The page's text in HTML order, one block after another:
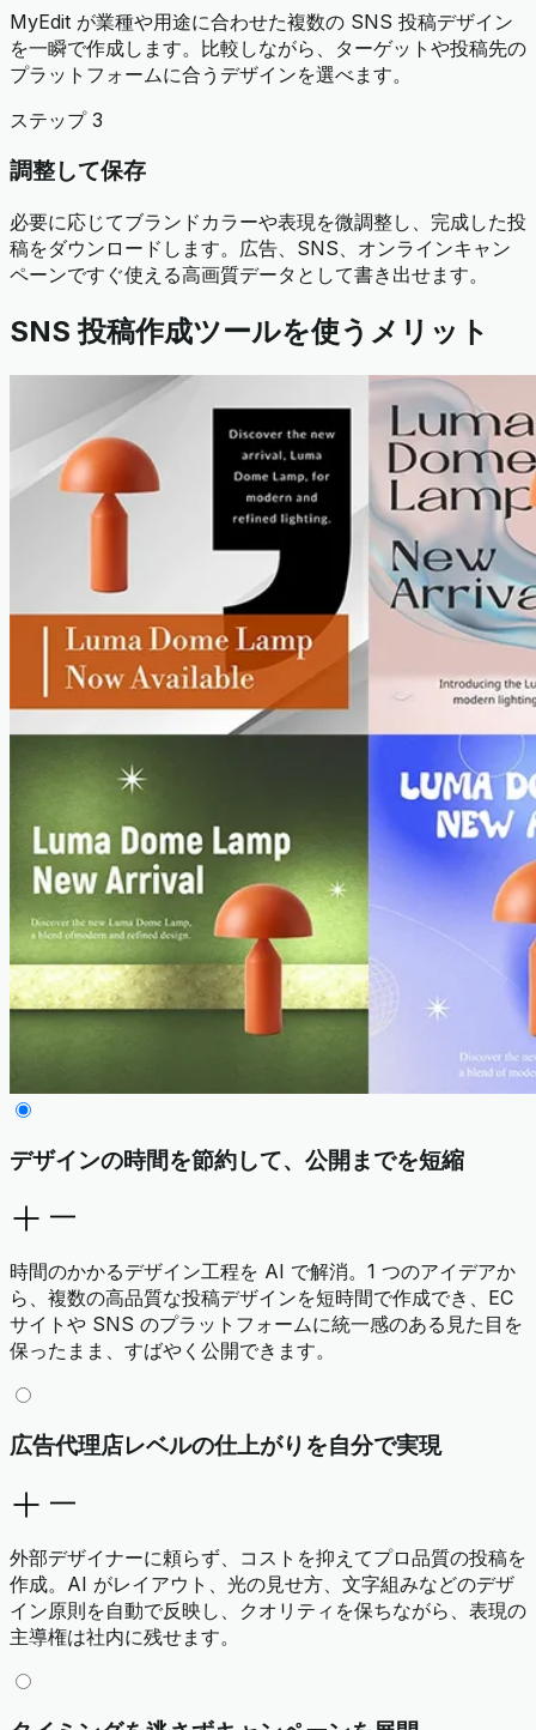
MyEdit が業種や用途に合わせた複数の SNS 投稿デザイン
を一瞬で作成します。比較しながら、ターゲットや投稿先の
プラットフォームに合うデザインを選べます。
ステップ 3
調整して保存
必要に応じてブランドカラーや表現を微調整し、完成した投
稿をダウンロードします。広告、SNS、オンラインキャン
ペーンですぐ使える高画質データとして書き出せます。
SNS 投稿作成ツールを使うメリット
デザインの時間を節約して、公開までを短縮
時間のかかるデザイン工程を AI で解消。1 つのアイデアか
ら、複数の高品質な投稿デザインを短時間で作成でき、EC
サイトや SNS のプラットフォームに統一感のある見た目を
保ったまま、すばやく公開できます。
広告代理店レベルの仕上がりを自分で実現
外部デザイナーに頼らず、コストを抑えてプロ品質の投稿を
作成。AI がレイアウト、光の見せ方、文字組みなどのデザ
イン原則を自動で反映し、クオリティを保ちながら、表現の
主導権は社内に残せます。